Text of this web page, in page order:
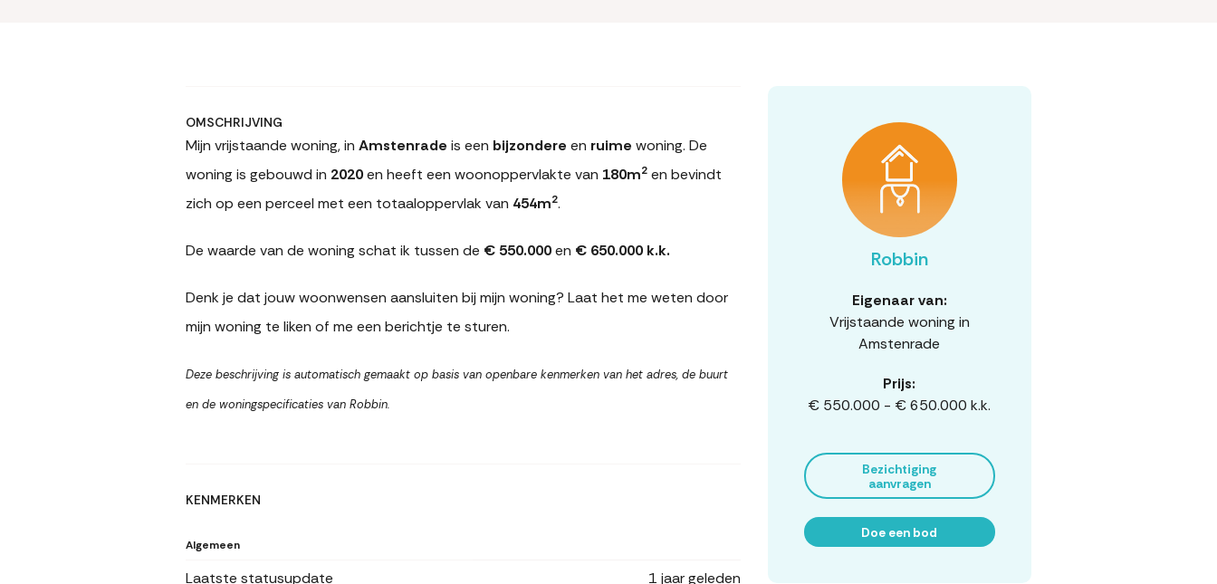
OMSCHRIJVING
Mijn vrijstaande woning, in Amstenrade is een bijzondere en ruime woning. De
woning is gebouwd in 2020en heeft een woonoppervlakte van 180m2en bevindt
zich op een perceel met een totaaloppervlak van 454m2.
De waarde van de woning schat ik tussen de € 550.000en € 650.000 k.k.
Denk je dat jouw woonwensen aansluiten bij mijn woning? Laat het me weten door
mijn woning te liken of me een berichtje te sturen.
Deze beschrijving is automatisch gemaakt op basis van openbare kenmerken van het adres, de buurt
en de woningspecificaties van Robbin.
Robbin
Eigenaar van:
Vrijstaande woning in
Amstenrade
Prijs:
€ 550.000 - € 650.000 k.k.
Bezichtiging
aanvragen
Doe een bod
KENMERKEN
Algemeen
Laatste statusupdate
1 jaar geleden